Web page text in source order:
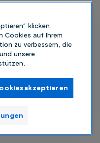
klicken,
Cookies auf Ihrem
zu verbessern, die
unsere
akzeptieren